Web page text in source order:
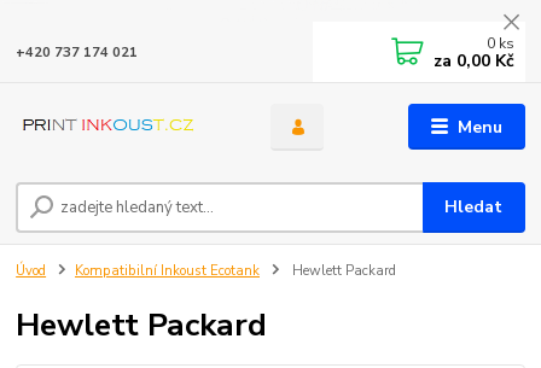
Menu
Hledat
+420 737 174 021 0 ks
za 0,00 Kč
Úvod Kompatibilní Inkoust Ecotank Hewlett Packard
Hewlett Packard